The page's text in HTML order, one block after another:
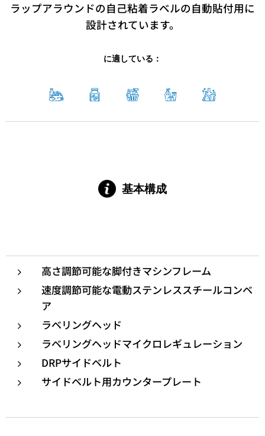
ラップアラウンドの自己粘着ラベルの自動貼付用に
設計されています。
に適している：
基本構成
高さ調節可能な脚付きマシンフレーム
速度調節可能な電動ステンレススチールコンベ
ア
ラベリングヘッド
ラベリングヘッドマイクロレギュレーション
DRPサイドベルト
サイドベルト用カウンタープレート